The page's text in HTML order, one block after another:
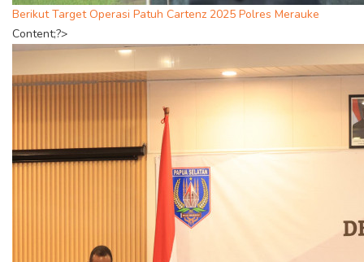
Berikut Target Operasi Patuh Cartenz 2025 Polres Merauke
Content;?>